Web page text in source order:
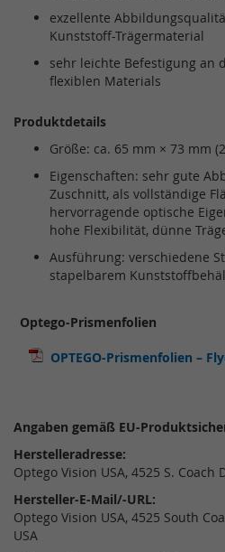
exzellente
Kunststoff-Trägermaterial
sehr leichte Befestigung an
flexiblen Materials
Produktdetails
Größe: ca. 65 mm × 73 mm
Eigenschaften: sehr gute
Zuschnitt, als vollständige
hervorragende optische
hohe Flexibilität, dünne
Ausführung: verschiedene
stapelbarem
Optego-Prismenfolien
OPTEGO-Prismenfolien –
Angaben gemäß EU-
Herstelleradresse:
Optego Vision USA, 4525 S. Coach
Hersteller-E-Mail/-URL:
Optego Vision USA, 4525 South
USA